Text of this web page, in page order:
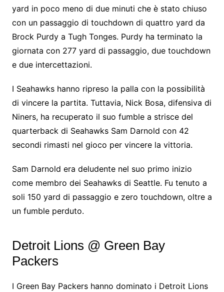
yard in poco meno di due minuti che è stato chiuso
con un passaggio di touchdown di quattro yard da
Brock Purdy a Tugh Tonges. Purdy ha terminato la
giornata con 277 yard di passaggio, due touchdown
e due intercettazioni.
I Seahawks hanno ripreso la palla con la possibilità
di vincere la partita. Tuttavia, Nick Bosa, difensiva di
Niners, ha recuperato il suo fumble a strisce del
quarterback di Seahawks Sam Darnold con 42
secondi rimasti nel gioco per vincere la vittoria.
Sam Darnold era deludente nel suo primo inizio
come membro dei Seahawks di Seattle. Fu tenuto a
soli 150 yard di passaggio e zero touchdown, oltre a
un fumble perduto.
Detroit Lions @ Green Bay
Packers
I Green Bay Packers hanno dominato i Detroit Lions